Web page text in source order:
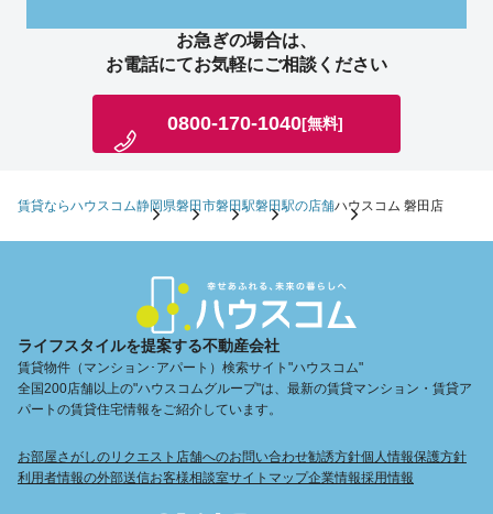
お急ぎの場合は、
お電話にてお気軽にご相談ください
0800-170-1040[無料]
賃貸ならハウスコム静岡県磐田市磐田駅磐田駅の店舗ハウスコム 磐田店
ライフスタイルを提案する不動産会社
賃貸物件（マンション･アパート）検索サイト"ハウスコム"
全国200店舗以上の"ハウスコムグループ"は、最新の賃貸マンション・賃貸ア
パートの賃貸住宅情報をご紹介しています。
お部屋さがしのリクエスト 店舗へのお問い合わせ勧誘方針個人情報保護方針
利用者情報の外部送信お客様相談室サイトマップ企業情報採用情報